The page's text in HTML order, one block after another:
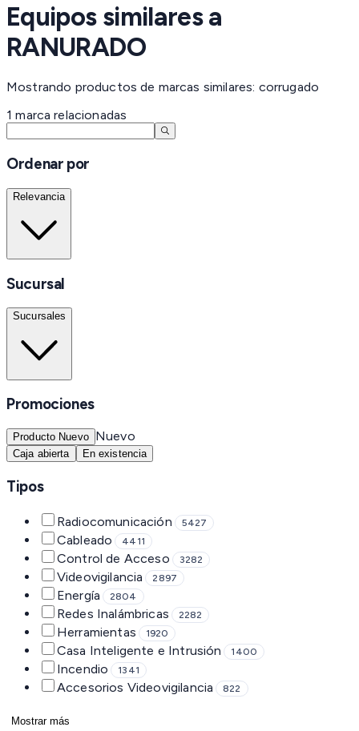
Equipos similares a
RANURADO
Mostrando productos de marcas similares: corrugado
1 marca relacionadas
Ordenar por
Relevancia
Sucursal
Sucursales
Promociones
Producto Nuevo Nuevo
Caja abierta En existencia
Tipos
Radiocomunicación 5427
Cableado 4411
Control de Acceso 3282
Videovigilancia 2897
Energía 2804
Redes Inalámbricas 2282
Herramientas 1920
Casa Inteligente e Intrusión 1400
Incendio 1341
Accesorios Videovigilancia 822
Mostrar más